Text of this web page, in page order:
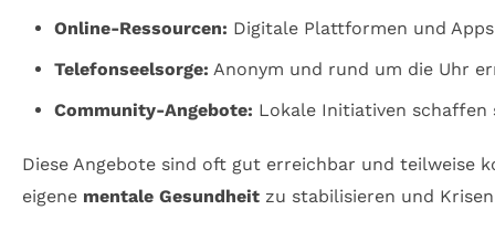
Online-Ressourcen: Digitale Plattformen und
Telefonseelsorge: Anonym und rund um die Uhr
Community-Angebote: Lokale Initiativen schaffen
Diese Angebote sind oft gut erreichbar und teilweise
eigene mentale Gesundheit zu stabilisieren und